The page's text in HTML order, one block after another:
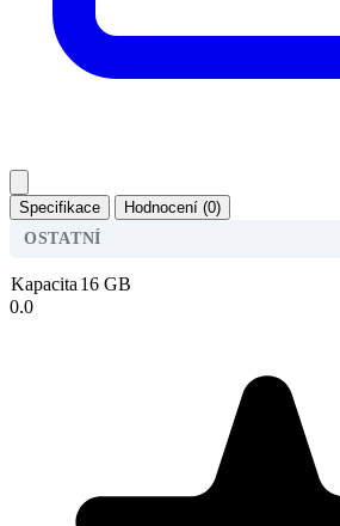
Specifikace
Hodnocení (0)
OSTATNÍ
Kapacita 16 GB
0.0